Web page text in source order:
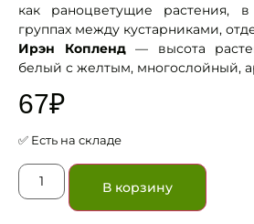
как раноцветущие растения, в
группах между кустарниками,
Ирэн Копленд— высота
белый с желтым, многослойный,
67₽
✅ Есть на складе
В корзину